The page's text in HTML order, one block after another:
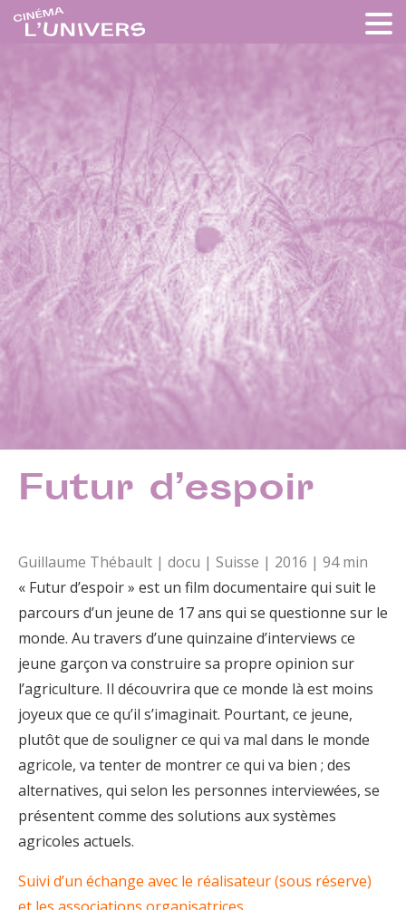
Futur d’espoir
Guillaume Thébault | docu | Suisse | 2016 | 94 min
« Futur d’espoir » est un film documentaire qui suit le
parcours d’un jeune de 17 ans qui se questionne sur le
monde. Au travers d’une quinzaine d’interviews ce
jeune garçon va construire sa propre opinion sur
l’agriculture. Il découvrira que ce monde là est moins
joyeux que ce qu’il s’imaginait. Pourtant, ce jeune,
plutôt que de souligner ce qui va mal dans le monde
agricole, va tenter de montrer ce qui va bien ; des
alternatives, qui selon les personnes interviewées, se
présentent comme des solutions aux systèmes
agricoles actuels.
Suivi d’un échange avec le réalisateur (sous réserve)